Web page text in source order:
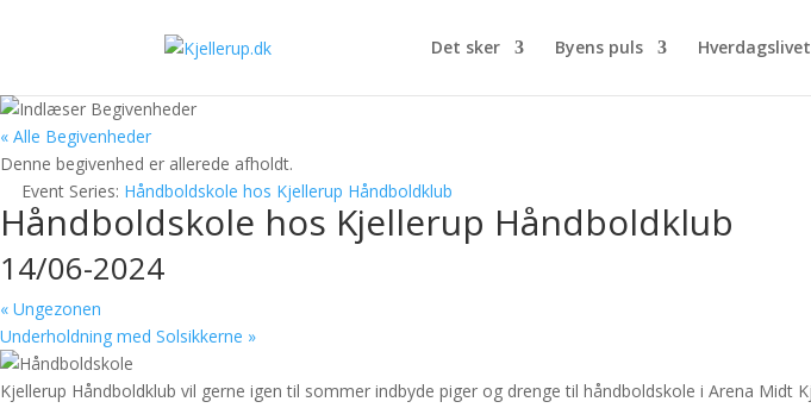
Det sker Byens puls Hverdagslivet
« Alle Begivenheder
Denne begivenhed er allerede afholdt.
Event Series: Håndboldskole hos Kjellerup Håndboldklub
Håndboldskole hos Kjellerup Håndboldklub
14/06-2024
« Ungezonen
Underholdning med Solsikkerne »
Kjellerup Håndboldklub vil gerne igen til sommer indbyde piger og drenge til håndboldskole i Arena